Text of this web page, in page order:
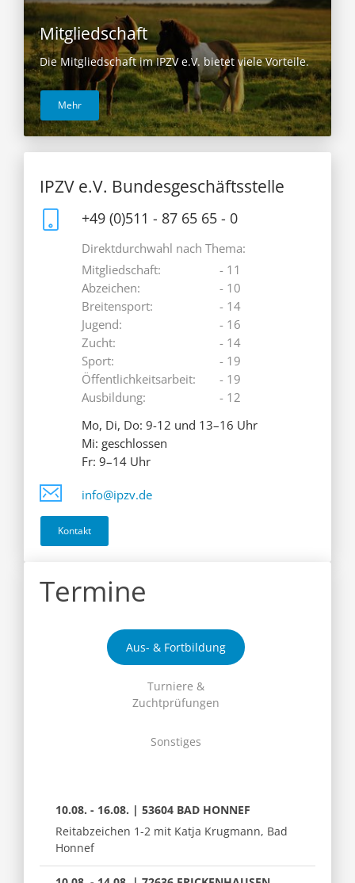
Mitgliedschaft
Die Mitgliedschaft im IPZV e.V. bietet viele Vorteile.
Mehr
IPZV e.V. Bundesgeschäftsstelle
+49 (0)511 - 87 65 65 - 0
Direktdurchwahl nach Thema:
Mitgliedschaft:
Abzeichen:
Breitensport:
Jugend:
Zucht:
Sport:
Öffentlichkeitsarbeit:
Ausbildung:
- 11
- 10
- 14
- 16
- 14
- 19
- 19
- 12
Mo, Di, Do: 9-12 und 13–16 Uhr
Mi: geschlossen
Fr: 9–14 Uhr
info@ipzv.de
Kontakt
Termine
Aus- & Fortbildung
Turniere &
Zuchtprüfungen
Sonstiges
10.08. - 16.08. | 53604 BAD HONNEF
Reitabzeichen 1-2 mit Katja Krugmann, Bad
Honnef